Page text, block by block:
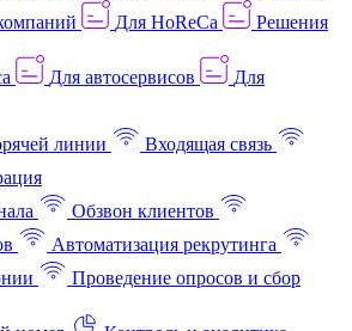
Для HoReCa
Решения
Для автосервисов
Для
линии
Входящая связь
Обзвон клиентов
Автоматизация рекрутинга
Проведение опросов и сбор